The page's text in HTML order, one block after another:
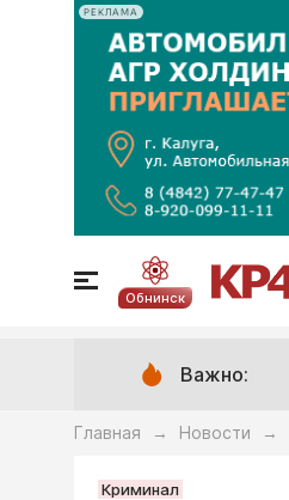
РЕКЛАМА
Обнинск
Важно:
Главная → Новости →
Криминал